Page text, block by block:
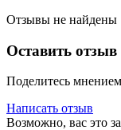
Отзывы не найдены
Оставить отзыв
Поделитесь
Написать отзыв
Возможно, вас это